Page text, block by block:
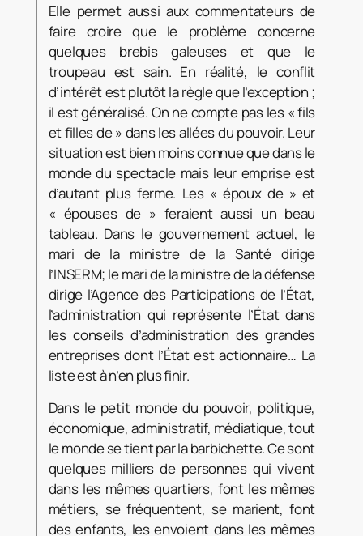
Elle permet aussi aux commentateurs de
faire croire que le problème concerne
quelques brebis galeuses et que le
troupeau est sain. En réalité, le conflit
d’intérêt est plutôt la règle que l’exception ;
il est généralisé. On ne compte pas les « fils
et filles de » dans les allées du pouvoir. Leur
situation est bien moins connue que dans le
monde du spectacle mais leur emprise est
d’autant plus ferme. Les « époux de » et
« épouses de » feraient aussi un beau
tableau. Dans le gouvernement actuel, le
mari de la ministre de la Santé dirige
l’INSERM; le mari de la ministre de la défense
dirige l’Agence des Participations de l’État,
l’administration qui représente l’État dans
les conseils d’administration des grandes
entreprises dont l’État est actionnaire… La
liste est à n’en plus finir.
Dans le petit monde du pouvoir, politique,
économique, administratif, médiatique, tout
le monde se tient par la barbichette. Ce sont
quelques milliers de personnes qui vivent
dans les mêmes quartiers, font les mêmes
métiers, se fréquentent, se marient, font
des enfants, les envoient dans les mêmes